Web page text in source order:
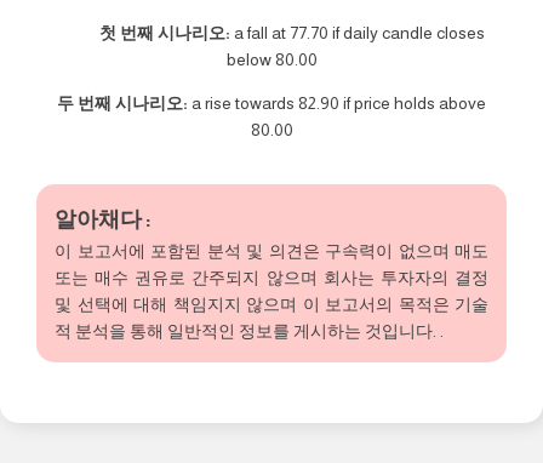
첫 번째 시나리오: a fall at 77.70 if daily candle closes
below 80.00
두 번째 시나리오: a rise towards 82.90 if price holds above
80.00
알아채다 :
이 보고서에 포함된 분석 및 의견은 구속력이 없으며 매도
또는 매수 권유로 간주되지 않으며 회사는 투자자의 결정
및 선택에 대해 책임지지 않으며 이 보고서의 목적은 기술
적 분석을 통해 일반적인 정보를 게시하는 것입니다. .